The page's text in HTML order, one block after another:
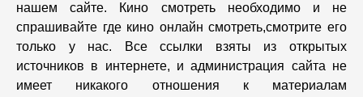
нашем сайте. Кино смотреть необходимо и не
спрашивайте где кино онлайн смотреть,cмотрите его
только у нас. Все ссылки взяты из открытых
источников в интернете, и администрация сайта не
имеет никакого отношения к материалам